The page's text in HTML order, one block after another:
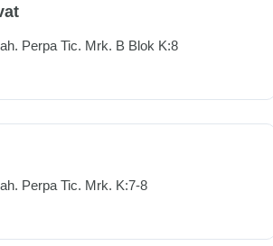
Perpa Tic. Mrk. B Blok K:8
Perpa Tic. Mrk. K:7-8